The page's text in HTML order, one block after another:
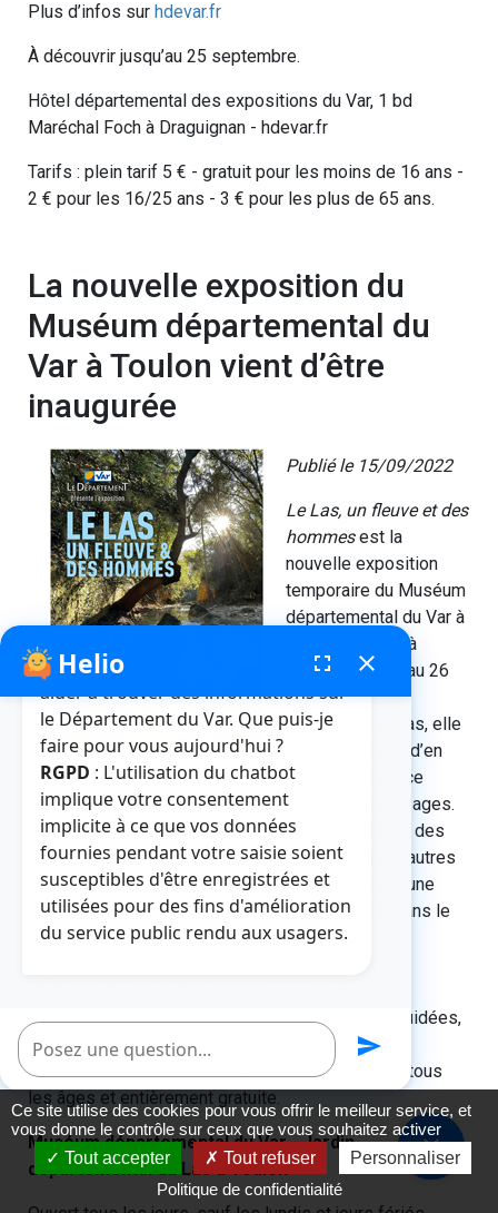
Plus d’infos sur hdevar.fr
À découvrir jusqu’au 25 septembre.
Hôtel départemental des expositions du Var, 1 bd
Maréchal Foch à Draguignan - hdevar.fr
Tarifs : plein tarif 5 € - gratuit pour les moins de 16 ans -
2 € pour les 16/25 ans - 3 € pour les plus de 65 ans.
La nouvelle exposition du
Muséum départemental du
Var à Toulon vient d’être
inaugurée
Publié le 15/09/2022
Le Las, un fleuve et des
hommesest la
nouvelle exposition
temporaire du Muséum
départemental du Var à
Toulon. Elle est à
découvrir jusqu’au 26
février 2023.
Consacrée au Las, elle
offre l’occasion d’en
savoir plus sur ce
cours d’eau de l’aire toulonnaise aux multiples visages.
Grâce à de nombreuses photographies et vidéos, des
animaux naturalisés, des outils anciens et bien d’autres
objets exposés, des paysages insoupçonnés et une
biodiversité unique sont dévoilés. En parallèle, dans le
Muséum départemental du Var et le Jardin
scientifique et culturelle est proposée : visites guidées,
animations, ateliers artistiques et scientifiques,
rencontres et conférences. Elle est accessible à tous
les âges et entièrement gratuite.
Muséum départemental du Var - Jardin
départemental du Las à Toulon
close
Helio fenêtre de chatbot
fullscreen close
Bonjour, je suis Helio. Je peux vous
aider à trouver des informations sur
le Département du Var. Que puis-je
faire pour vous aujourd'hui ?
RGPD : L'utilisation du chatbot
implique votre consentement
implicite à ce que vos données
fournies pendant votre saisie soient
susceptibles d'être enregistrées et
utilisées pour des fins d'amélioration
du service public rendu aux usagers.
Poser une question send
Ce site utilise des cookies pour vous offrir le meilleur service, et
vous donne le contrôle sur ceux que vous souhaitez activer
Tout accepter
Tout refuser
Personnaliser
Politique de confidentialité